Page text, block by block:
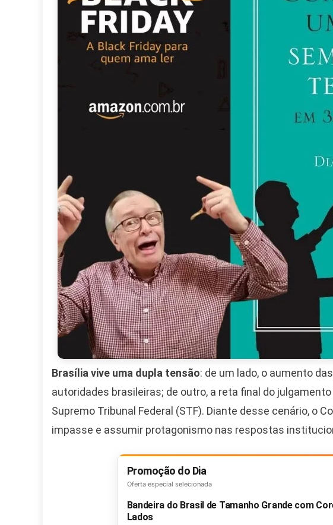
Brasília vive uma dupla tensão: de um lado, o aumento
autoridades brasileiras; de outro, a reta final do
Supremo Tribunal Federal (STF). Diante desse cenário, o
impasse e assumir protagonismo nas respostas
Promoção do Dia
Oferta especial selecionada
Bandeira do Brasil de Tamanho Grande com
Lados